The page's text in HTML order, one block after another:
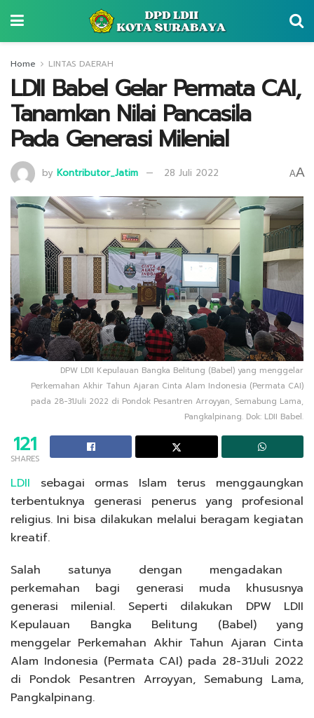
Home LINTAS DAERAH
LDII Babel Gelar Permata CAI,
Tanamkan Nilai Pancasila
Pada Generasi Milenial
by Kontributor_Jatim 28 Juli 2022 AA
DPW LDII Kepulauan Bangka Belitung (Babel) yang menggelar
Perkemahan Akhir Tahun Ajaran Cinta Alam Indonesia (Permata CAI)
pada 28-31Juli 2022 di Pondok Pesantren Arroyyan, Semabung Lama,
Pangkalpinang. Dok: LDII Babel.
121
SHARES
LDII sebagai ormas Islam terus menggaungkan
terbentuknya generasi penerus yang profesional
religius. Ini bisa dilakukan melalui beragam kegiatan
kreatif.
Salah satunya dengan mengadakan
perkemahan bagi generasi muda khususnya
generasi milenial. Seperti dilakukan DPW LDII
Kepulauan Bangka Belitung (Babel) yang
menggelar Perkemahan Akhir Tahun Ajaran Cinta
Alam Indonesia (Permata CAI) pada 28-31Juli 2022
di Pondok Pesantren Arroyyan, Semabung Lama,
Pangkalpinang.